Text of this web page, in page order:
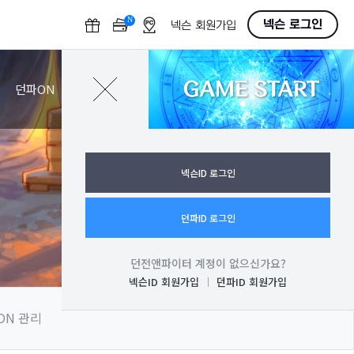
N
F
넥슨 회원가입 넥슨 로그인
던파ON GAME START
로그인
넥슨ID 로그인
던파ID 로그인
던전앤파이터 계정이 없으신가요?
넥슨ID 회원가입 던파ID 회원가입
관리